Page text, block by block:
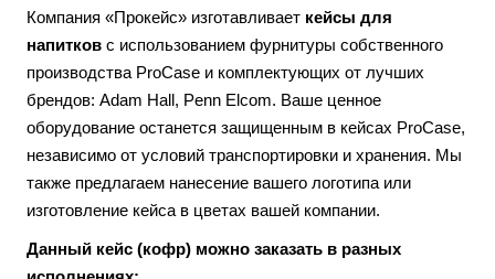
Компания «Прокейс» изготавливает кейсы для
напитков с использованием фурнитуры собственного
производства ProCase и комплектующих от лучших
брендов: Adam Hall, Penn Elcom. Ваше ценное
оборудование останется защищенным в кейсах ProCase,
независимо от условий транспортировки и хранения. Мы
также предлагаем нанесение вашего логотипа или
изготовление кейса в цветах вашей компании.
Данный кейс (кофр) можно заказать в разных